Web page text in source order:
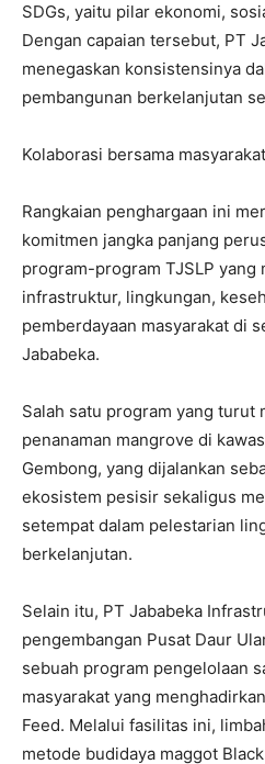
SDGs, yaitu pilar ekonomi,
Dengan capaian tersebut, PT
menegaskan konsistensinya
pembangunan berkelanjutan
Kolaborasi bersama
Rangkaian penghargaan ini
komitmen jangka panjang
program-program TJSLP yang
infrastruktur, lingkungan,
pemberdayaan masyarakat di
Jababeka.
Salah satu program yang turut
penanaman mangrove di
Gembong, yang dijalankan
ekosistem pesisir sekaligus
setempat dalam pelestarian
berkelanjutan.
Selain itu, PT Jababeka
pengembangan Pusat Daur
sebuah program pengelolaan
masyarakat yang
Feed. Melalui fasilitas ini,
metode budidaya maggot